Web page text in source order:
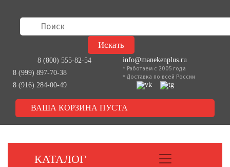
8 (800) 555-82-54
8 (999) 897-70-38
8 (916) 284-00-49
info@manekenplus.ru
* Работаем с 2005 года
* Доставка по всей России
ВАША КОРЗИНА ПУСТА
КАТАЛОГ